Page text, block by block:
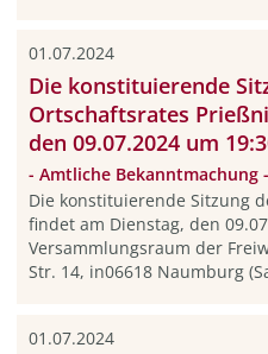
01.07.2024
Die konstituierende
Ortschaftsrates
den 09.07.2024 um
- Amtliche Bekanntmachung -
Die konstituierende Sitzung
findet am Dienstag, den
Versammlungsraum der
Str. 14, in06618 Naumburg
01.07.2024